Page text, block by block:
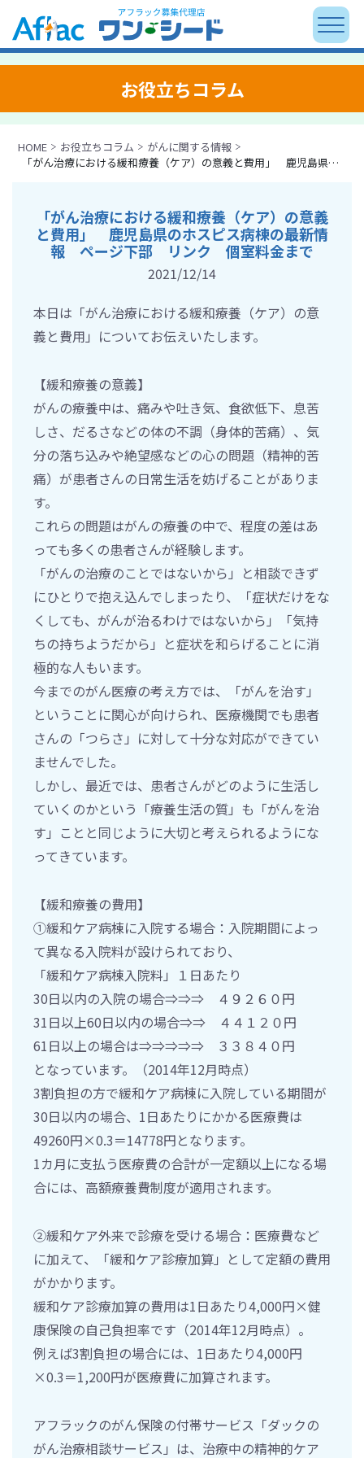
お役立ちコラム
HOME お役立ちコラム
がんに関する情報
「がん治療における緩和療養（ケア）の意義と費用」 鹿児島県のホスピス病棟の最新情報 ページ下部 リンク 個室料金まで
「がん治療における緩和療養（ケア）の意義
と費用」 鹿児島県のホスピス病棟の最新情
報 ページ下部 リンク 個室料金まで
2021/12/14
本日は「がん治療における緩和療養（ケア）の意
義と費用」についてお伝えいたします。
【緩和療養の意義】
がんの療養中は、痛みや吐き気、食欲低下、息苦
しさ、だるさなどの体の不調（身体的苦痛）、気
分の落ち込みや絶望感などの心の問題（精神的苦
痛）が患者さんの日常生活を妨げることがありま
す。
これらの問題はがんの療養の中で、程度の差はあ
っても多くの患者さんが経験します。
「がんの治療のことではないから」と相談できず
にひとりで抱え込んでしまったり、「症状だけをな
くしても、がんが治るわけではないから」「気持
ちの持ちようだから」と症状を和らげることに消
極的な人もいます。
今までのがん医療の考え方では、「がんを治す」
ということに関心が向けられ、医療機関でも患者
さんの「つらさ」に対して十分な対応ができてい
ませんでした。
しかし、最近では、患者さんがどのように生活し
ていくのかという「療養生活の質」も「がんを治
す」ことと同じように大切と考えられるようにな
ってきています。
【緩和療養の費用】
①緩和ケア病棟に入院する場合：入院期間によっ
て異なる入院料が設けられており、
「緩和ケア病棟入院料」１日あたり
30日以内の入院の場合⇒⇒⇒ ４９２６０円
31日以上60日以内の場合⇒⇒ ４４１２０円
61日以上の場合は⇒⇒⇒⇒⇒ ３３８４０円
となっています。（2014年12月時点）
3割負担の方で緩和ケア病棟に入院している期間が
30日以内の場合、1日あたりにかかる医療費は
49260円×0.3＝14778円となります。
1カ月に支払う医療費の合計が一定額以上になる場
合には、高額療養費制度が適用されます。
②緩和ケア外来で診療を受ける場合：医療費など
に加えて、「緩和ケア診療加算」として定額の費用
がかかります。
緩和ケア診療加算の費用は1日あたり4,000円×健
康保険の自己負担率です（2014年12月時点）。
例えば3割負担の場合には、1日あたり4,000円
×0.3＝1,200円が医療費に加算されます。
アフラックのがん保険の付帯サービス「ダックの
がん治療相談サービス」は、治療中の精神的ケア